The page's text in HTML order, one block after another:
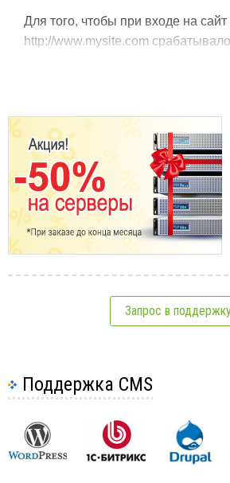
Для того, чтобы при входе на
http://www.mysite.com срабатывало
перенаправление на адрес http://
нет, после чего разместить в нем
директивы:
RewriteEngine On
RewriteCond %{
RewriteRule ^(.*)$
После сохранения изменений
редирект с www на без www.
Тэги: редирект хостинг,сайт,www
См.также:
12 способов остановить
разрушения вашего блога
7 вещей, которые должен
сайт
Нужен ли анализ конкурентов
Как на сайте сделать
с http на https
Запрос в
Поддержка CMS